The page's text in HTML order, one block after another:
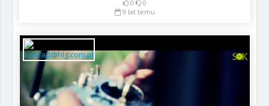
0
0
9 lat temu